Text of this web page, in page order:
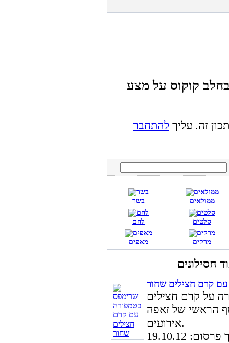
קוקוס על מצע
זה. עליך להתחבר
בשר ממולאים
לחם סלטים
מאפים מרקים
קרם חצילים שחור
על קרם חצילים
הראשי של זאפה
אירועים.
19.10.12